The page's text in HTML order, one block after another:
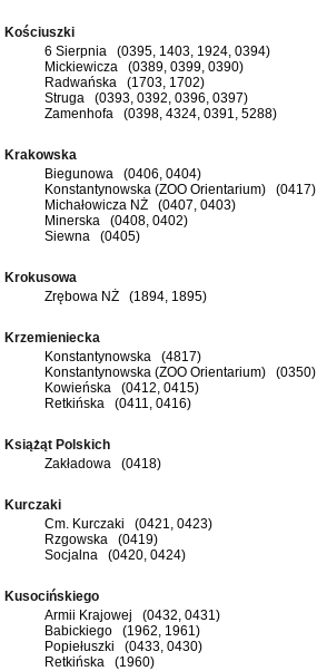
Kościuszki
6 Sierpnia (0395, 1403, 1924, 0394)
Mickiewicza (0389, 0399, 0390)
Radwańska (1703, 1702)
Struga (0393, 0392, 0396, 0397)
Zamenhofa (0398, 4324, 0391, 5288)
Krakowska
Biegunowa (0406, 0404)
Konstantynowska (ZOO Orientarium) (0417)
Michałowicza NŻ (0407, 0403)
Minerska (0408, 0402)
Siewna (0405)
Krokusowa
Zrębowa NŻ (1894, 1895)
Krzemieniecka
Konstantynowska (4817)
Konstantynowska (ZOO Orientarium) (0350)
Kowieńska (0412, 0415)
Retkińska (0411, 0416)
Książąt Polskich
Zakładowa (0418)
Kurczaki
Cm. Kurczaki (0421, 0423)
Rzgowska (0419)
Socjalna (0420, 0424)
Kusocińskiego
Armii Krajowej (0432, 0431)
Babickiego (1962, 1961)
Popiełuszki (0433, 0430)
Retkińska (1960)